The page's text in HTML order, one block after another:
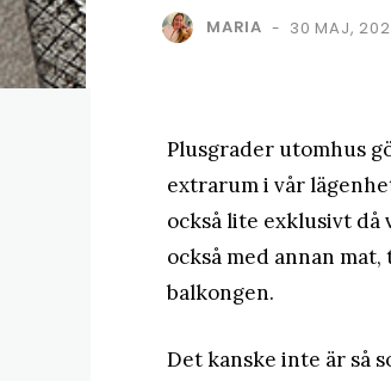
MARIA - 30 MAJ,
Plusgrader utomhus
extrarum i vår
också lite exklusivt då
också med annan
balkongen.
Det kanske inte är så